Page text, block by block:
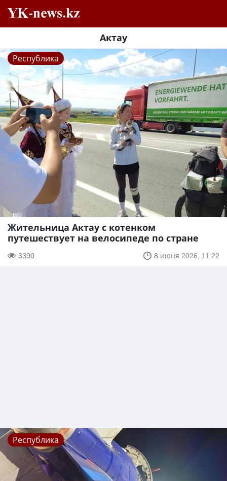
Актау
Республика
Жительница Актау с котенком
путешествует на велосипеде по стране
3390 8 июня 2026, 11:22
Республика